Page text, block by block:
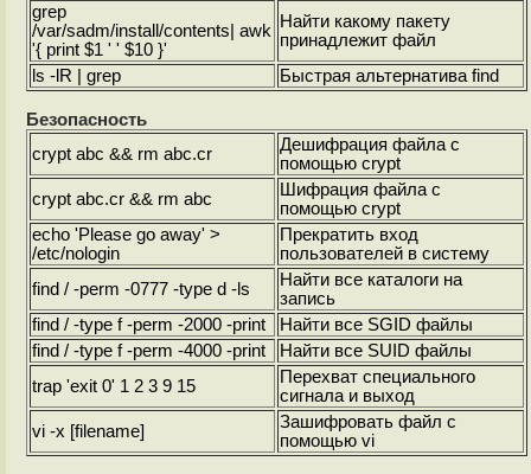
grep
/var/sadm/install/contents| awk
'{ print $1 ' ' $10 }'
Найти какому пакету
принадлежит файл
ls -lR | grep
Быстрая альтернатива find
Безопасность
crypt abc && rm abc.cr
Дешифрация файла с
помощью crypt
crypt abc.cr && rm abc
Шифрация файла с
помощью crypt
echo 'Please go away' >
/etc/nologin
Прекратить вход
пользователей в систему
find / -perm -0777 -type d -ls
Найти все каталоги на
запись
find / -type f -perm -2000 -print
Найти все SGID файлы
find / -type f -perm -4000 -print
Найти все SUID файлы
trap 'exit 0' 1 2 3 9 15
Перехват специального
сигнала и выход
vi -x [filename]
Зашифровать файл с
помощью vi